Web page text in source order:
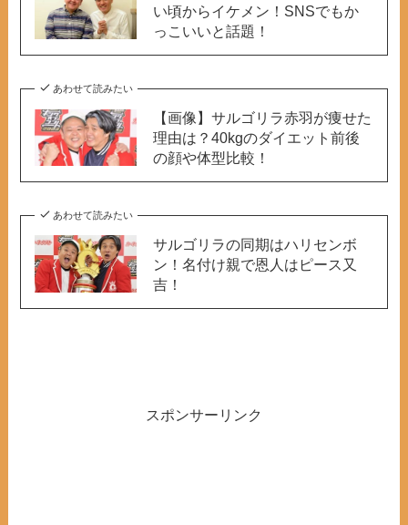
い頃からイケメン！SNSでもか
っこいいと話題！
あわせて読みたい
【画像】サルゴリラ赤羽が痩せた
理由は？40kgのダイエット前後
の顔や体型比較！
あわせて読みたい
サルゴリラの同期はハリセンボ
ン！名付け親で恩人はピース又
吉！
スポンサーリンク